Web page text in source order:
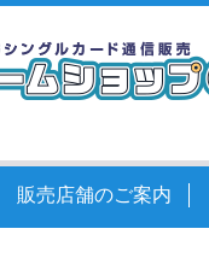
販売店舗のご案内